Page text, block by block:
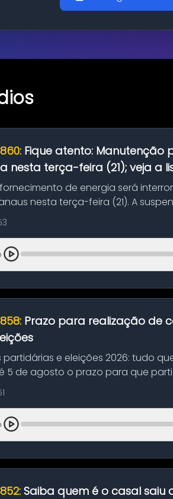
Fique atento: Manutenção
nesta terça-feira (21); veja a
de energia será
nesta terça-feira (21). A
Prazo para realização de
partidárias e eleições 2026: tudo
5 de agosto o prazo para que
Saiba quem é o casal